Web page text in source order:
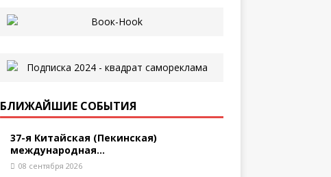
БЛИЖАЙШИЕ СОБЫТИЯ
37-я Китайская (Пекинская)
международная...
08 сентября 2026